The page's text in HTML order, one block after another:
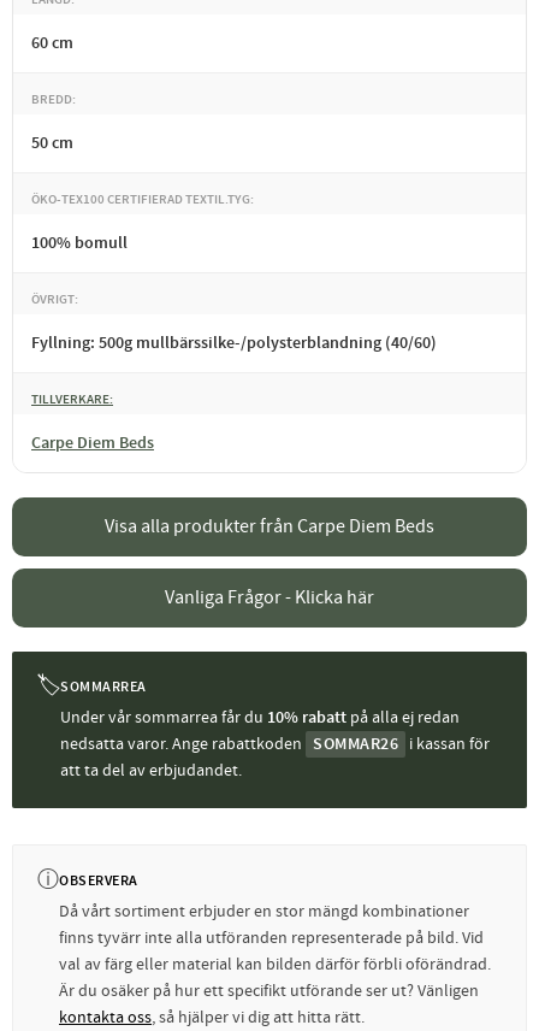
60 cm
BREDD
50 cm
ÖKO-TEX100 CERTIFIERAD TEXTIL.TYG
100% bomull
ÖVRIGT
Fyllning: 500g mullbärssilke-/polysterblandning (40/60)
TILLVERKARE
Carpe Diem Beds
Visa alla produkter från Carpe Diem Beds
Vanliga Frågor - Klicka här
🏷SOMMARREA
Under vår sommarrea får du 10% rabatt på alla ej redan
nedsatta varor. Ange rabattkoden
SOMMAR26 i kassan för
att ta del av erbjudandet.
ⓘOBSERVERA
Då vårt sortiment erbjuder en stor mängd kombinationer
finns tyvärr inte alla utföranden representerade på bild. Vid
val av färg eller material kan bilden därför förbli oförändrad.
Är du osäker på hur ett specifikt utförande ser ut? Vänligen
kontakta oss, så hjälper vi dig att hitta rätt.